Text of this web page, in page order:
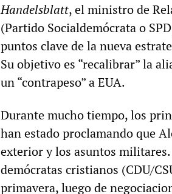
Handelsblatt, el ministro de
(Partido Socialdemócrata o
puntos clave de la nueva
Su objetivo es “recalibrar” la
un “contrapeso” a EUA.
Durante mucho tiempo, los
han estado proclamando que
exterior y los asuntos
demócratas cristianos (CDU/
primavera, luego de